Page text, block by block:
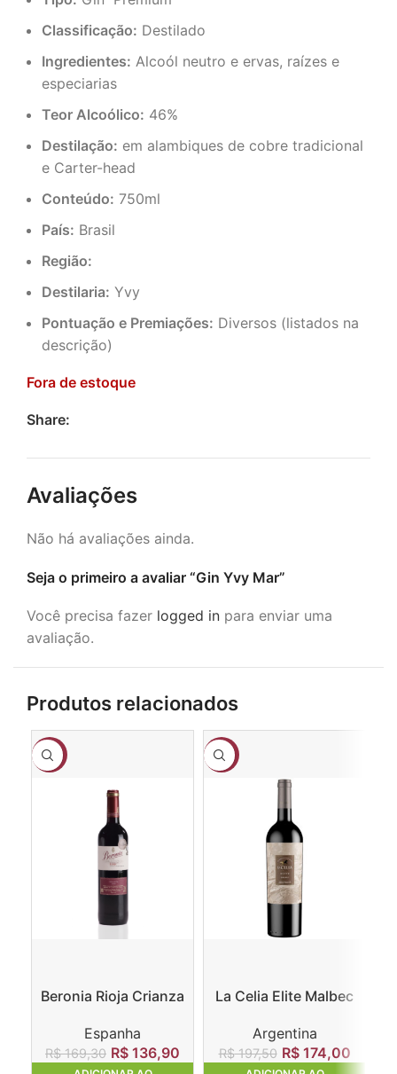
Classificação: Destilado
Ingredientes: Alcoól neutro e ervas, raízes e
especiarias
Teor Alcoólico: 46%
Destilação: em alambiques de cobre tradicional
e Carter-head
Conteúdo: 750ml
País: Brasil
Região:
Destilaria: Yvy
Pontuação e Premiações: Diversos (listados na
descrição)
Fora de estoque
Share:
Avaliações
Não há avaliações ainda.
Seja o primeiro a avaliar “Gin Yvy Mar”
Você precisa fazer logged in para enviar uma
avaliação.
Produtos relacionados
-19%
Beronia Rioja Crianza
Espanha
R$169,30 R$ 136,90
-12%
La Celia Elite Malbec
Argentina
R$197,50 R$174,00